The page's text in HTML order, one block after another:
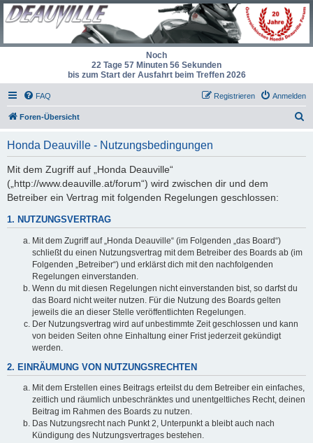
Noch
22 Tage 57 Minuten 56 Sekunden
bis zum Start der Ausfahrt beim Treffen 2026
FAQ Anmelden
Registrieren
Foren-Übersicht
Honda Deauville - Nutzungsbedingungen
Mit dem Zugriff auf „Honda Deauville“
(„http://www.deauville.at/forum“) wird zwischen dir und dem
Betreiber ein Vertrag mit folgenden Regelungen geschlossen:
1. NUTZUNGSVERTRAG
Mit dem Zugriff auf „Honda Deauville“ (im Folgenden „das Board“)
schließt du einen Nutzungsvertrag mit dem Betreiber des Boards ab (im
Folgenden „Betreiber“) und erklärst dich mit den nachfolgenden
Regelungen einverstanden.
Wenn du mit diesen Regelungen nicht einverstanden bist, so darfst du
das Board nicht weiter nutzen. Für die Nutzung des Boards gelten
jeweils die an dieser Stelle veröffentlichten Regelungen.
Der Nutzungsvertrag wird auf unbestimmte Zeit geschlossen und kann
von beiden Seiten ohne Einhaltung einer Frist jederzeit gekündigt
werden.
2. EINRÄUMUNG VON NUTZUNGSRECHTEN
Mit dem Erstellen eines Beitrags erteilst du dem Betreiber ein einfaches,
zeitlich und räumlich unbeschränktes und unentgeltliches Recht, deinen
Beitrag im Rahmen des Boards zu nutzen.
Das Nutzungsrecht nach Punkt 2, Unterpunkt a bleibt auch nach
Kündigung des Nutzungsvertrages bestehen.